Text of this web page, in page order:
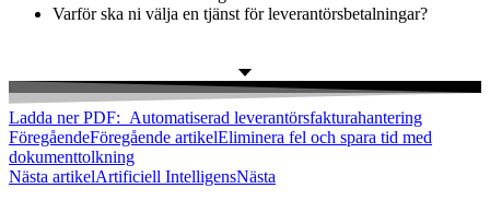
Varför ska ni välja en tjänst för leverantörsbetalningar?
Ladda ner PDF: Automatiserad leverantörsfakturahantering
FöregåendeFöregående artikelEliminera fel och spara tid med
dokumenttolkning
Nästa artikelArtificiell IntelligensNästa